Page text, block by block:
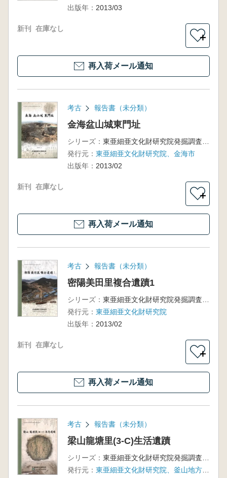
出版年： 2013/03
新刊 在庫なし
＋
再入荷メール通知
考古 報告書（未分類）
金海盆山城東門址
シリーズ：
発行元： 東亜細亜文化財研究院、金海市
出版年： 2013/02
新刊 在庫なし
＋
再入荷メール通知
考古 報告書（未分類）
密陽美田里複合遺蹟1
シリーズ：
発行元： 東亜細亜文化財研究院
出版年： 2013/02
新刊 在庫なし
＋
再入荷メール通知
考古 報告書（未分類）
梁山龍塘里(3-C)生活遺蹟
シリーズ：
発行元：
東亜細亜文化財研究院、釜山地方国土管理庁